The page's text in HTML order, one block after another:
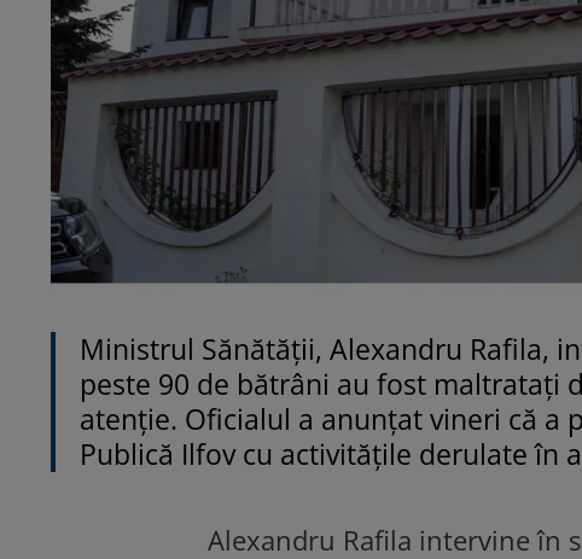
Ministrul Sănătății, Alexandru Rafila,
peste 90 de bătrâni au fost maltratați
atenție. Oficialul a anunțat vineri că a
Publică Ilfov cu activităţile derulate în
Alexandru Rafila intervine în